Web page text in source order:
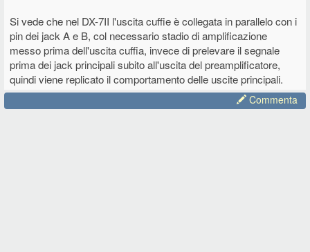
Si vede che nel DX-7II l'uscita cuffie è collegata in parallelo con i
pin dei jack A e B, col necessario stadio di amplificazione
messo prima dell'uscita cuffia, invece di prelevare il segnale
prima dei jack principali subito all'uscita del preamplificatore,
quindi viene replicato il comportamento delle uscite principali.
Commenta